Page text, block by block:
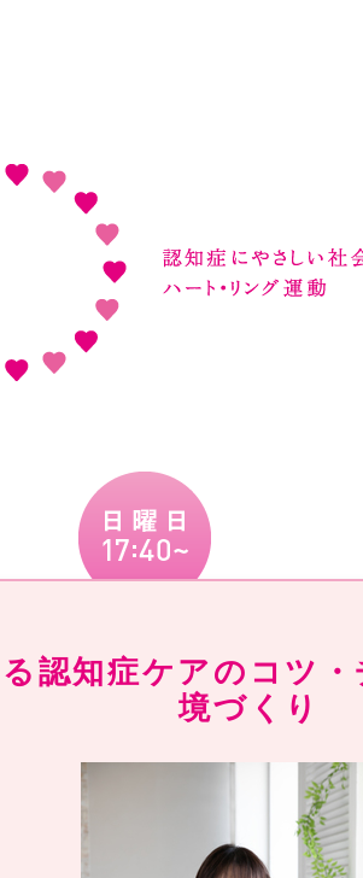
認知症ケアのコツ
境づくり